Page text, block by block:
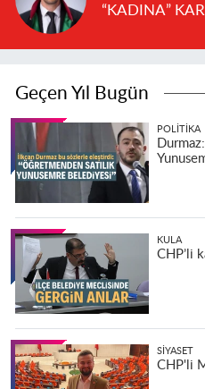
“KADINA”
Geçen Yıl Bugün
POLITIKA
KULA
CHP’li
SIYASET
CHP'li